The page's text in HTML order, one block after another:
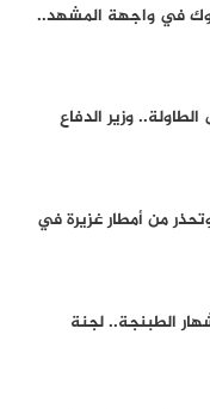
في واجهة المشهد..
وزير الدفاع
وتحذر من أمطار غزيرة في
الطبنجة.. لجنة